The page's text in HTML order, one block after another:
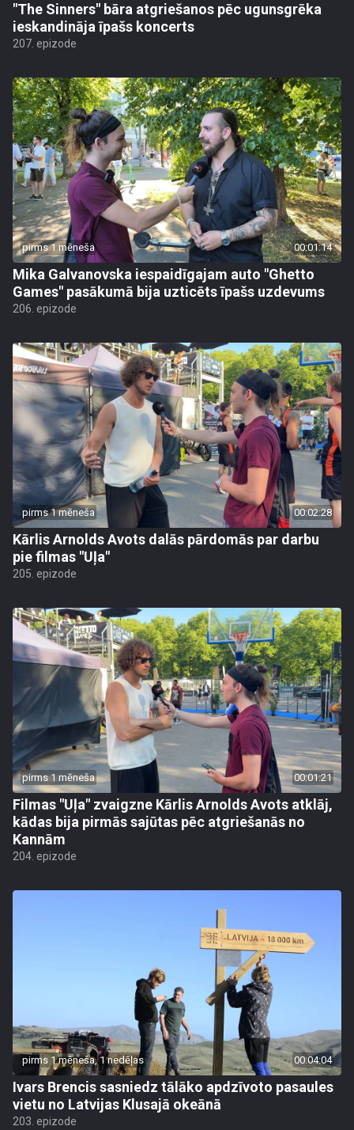
"The Sinners" bāra atgriešanos pēc ugunsgrēka
ieskandināja īpašs koncerts
207. epizode
pirms 1 mēneša 00:01:14
Mika Galvanovska iespaidīgajam auto "Ghetto
Games" pasākumā bija uzticēts īpašs uzdevums
206. epizode
pirms 1 mēneša 00:02:28
Kārlis Arnolds Avots dalās pārdomās par darbu
pie filmas "Uļa"
205. epizode
pirms 1 mēneša 00:01:21
Filmas "Uļa" zvaigzne Kārlis Arnolds Avots atklāj,
kādas bija pirmās sajūtas pēc atgriešanās no
Kannām
204. epizode
pirms 1 mēneša, 1 nedēļas 00:04:04
Ivars Brencis sasniedz tālāko apdzīvoto pasaules
vietu no Latvijas Klusajā okeānā
203. epizode